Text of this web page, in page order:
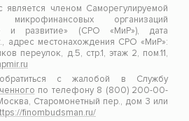
членом Саморегулируемой
организаций
и развитие» (СРО «МиР»), дата
адрес местонахождения СРО «МиР»:
переулок, д.5, стр.1, этаж 2, пом.11,
с жалобой в Службу
по телефону 8 (800) 200-00-
Старомонетный пер., дом 3 или
finombudsman.ru/